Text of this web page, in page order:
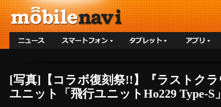
[写真]【コラボ復刻祭!!】『ラストク
ユニット「飛行ユニットHo229 Type-S